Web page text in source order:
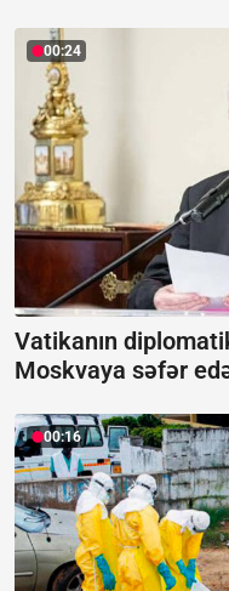
00:24
Vatikanın
Moskvaya səfər
00:16